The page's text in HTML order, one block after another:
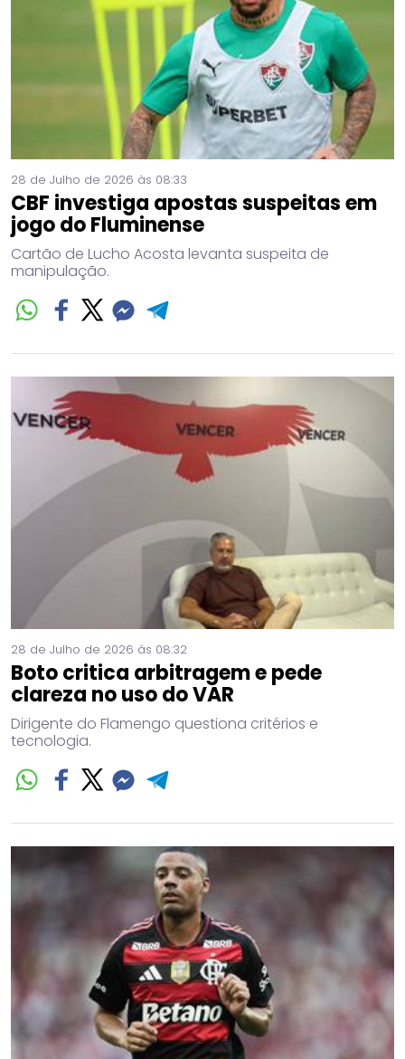
28 de Julho de 2026 às 08:33
CBF investiga apostas suspeitas em
jogo do Fluminense
Cartão de Lucho Acosta levanta suspeita de
manipulação.
28 de Julho de 2026 às 08:32
Boto critica arbitragem e pede
clareza no uso do VAR
Dirigente do Flamengo questiona critérios e
tecnologia.